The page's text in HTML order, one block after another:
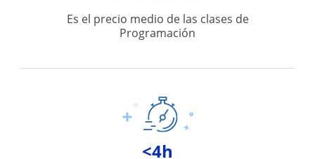
Es el precio medio de las clases de
Programación
<4h